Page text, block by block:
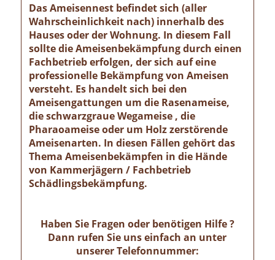
Das Ameisennest befindet sich (aller
Wahrscheinlichkeit nach) innerhalb des
Hauses oder der Wohnung. In diesem Fall
sollte die Ameisenbekämpfung durch einen
Fachbetrieb erfolgen, der sich auf eine
professionelle Bekämpfung von Ameisen
versteht. Es handelt sich bei den
Ameisengattungen um die Rasenameise,
die schwarzgraue Wegameise , die
Pharaoameise oder um Holz zerstörende
Ameisenarten. In diesen Fällen gehört das
Thema Ameisenbekämpfen in die Hände
von Kammerjägern / Fachbetrieb
Schädlingsbekämpfung.
Haben Sie Fragen oder benötigen Hilfe ?
Dann rufen Sie uns einfach an unter
unserer Telefonnummer: